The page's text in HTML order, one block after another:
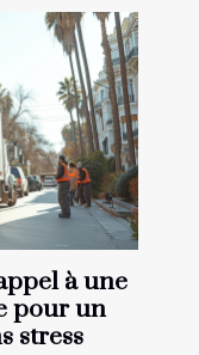
à une
pour un
stress